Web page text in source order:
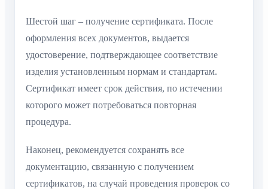
Шестой шаг – получение сертификата. После
оформления всех документов, выдается
удостоверение, подтверждающее соответствие
изделия установленным нормам и стандартам.
Сертификат имеет срок действия, по истечении
которого может потребоваться повторная
процедура.
Наконец, рекомендуется сохранять все
документацию, связанную с получением
сертификатов, на случай проведения проверок со